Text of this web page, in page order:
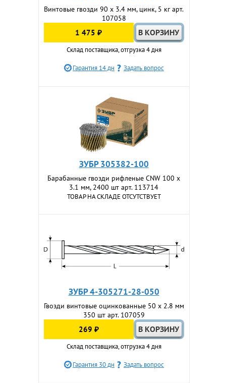
Винтовые гвозди 90 x 3.4 мм, цинк, 5 кг арт.
107058
1 475 ₽
Склад поставщика, отгрузка 4 дня
Гарантия 14 дн Задать вопрос
ЗУБР 305382-100
Барабанные гвозди рифленые CNW 100 х
3.1 мм, 2400 шт арт. 113714
ТОВАР НА СКЛАДЕ ОТСУТСТВУЕТ
ЗУБР 4-305271-28-050
Гвозди винтовые оцинкованные 50 х 2.8 мм
350 шт арт. 107059
269 ₽
Склад поставщика, отгрузка 4 дня
Гарантия 30 дн Задать вопрос